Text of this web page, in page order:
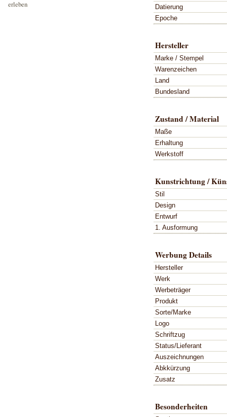
Datierung
Epoche
Hersteller
Marke / Stempel
Warenzeichen
Land
Bundesland
Zustand / Material
Maße
Erhaltung
Werkstoff
Kunstrichtung /
Stil
Design
Entwurf
1. Ausformung
Werbung Details
Hersteller
Werk
Werbeträger
Produkt
Sorte/Marke
Logo
Schriftzug
Status/Lieferant
Auszeichnungen
Abkkürzung
Zusatz
Besonderheiten